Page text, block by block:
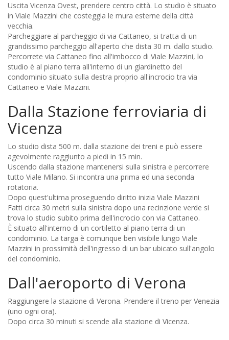
Uscita Vicenza Ovest, prendere centro città. Lo studio è situato
in Viale Mazzini che costeggia le mura esterne della città
vecchia.
Parcheggiare al parcheggio di via Cattaneo, si tratta di un
grandissimo parcheggio all'aperto che dista 30 m. dallo studio.
Percorrete via Cattaneo fino all'imbocco di Viale Mazzini, lo
studio è al piano terra all'interno di un giardinetto del
condominio situato sulla destra proprio all'incrocio tra via
Cattaneo e Viale Mazzini.
Dalla Stazione ferroviaria di
Vicenza
Lo studio dista 500 m. dalla stazione dei treni e può essere
agevolmente raggiunto a piedi in 15 min.
Uscendo dalla stazione mantenersi sulla sinistra e percorrere
tutto Viale Milano. Si incontra una prima ed una seconda
rotatoria.
Dopo quest'ultima proseguendo diritto inizia Viale Mazzini
Fatti circa 30 metri sulla sinistra dopo una recinzione verde si
trova lo studio subito prima dell'incrocio con via Cattaneo.
È situato all'interno di un cortiletto al piano terra di un
condominio. La targa è comunque ben visibile lungo Viale
Mazzini in prossimità dell'ingresso di un bar ubicato sull'angolo
del condominio.
Dall'aeroporto di Verona
Raggiungere la stazione di Verona. Prendere il treno per Venezia
(uno ogni ora).
Dopo circa 30 minuti si scende alla stazione di Vicenza.